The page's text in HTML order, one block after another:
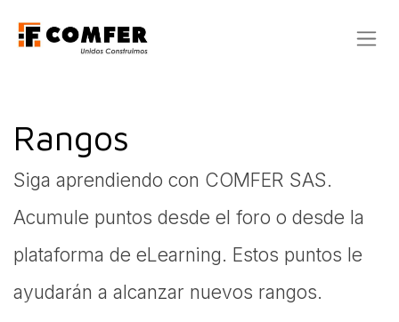
Rangos
Siga aprendiendo con COMFER SAS.
Acumule puntos desde el foro o desde la
plataforma de eLearning. Estos puntos le
ayudarán a alcanzar nuevos rangos.